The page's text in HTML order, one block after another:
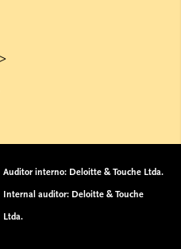
Auditor interno: Deloitte & Touche Ltda.
Internal auditor: Deloitte & Touche
Ltda.